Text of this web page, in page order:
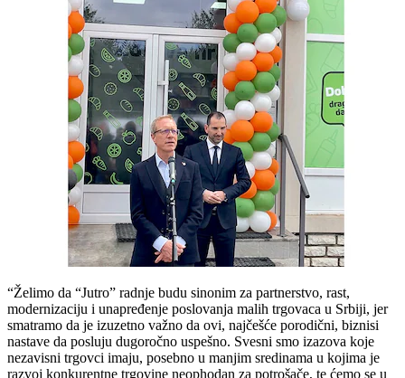
“Želimo da “Jutro” radnje budu sinonim za partnerstvo, rast,
modernizaciju i unapređenje poslovanja malih trgovaca u Srbiji, jer
smatramo da je izuzetno važno da ovi, najčešće porodični, biznisi
nastave da posluju dugoročno uspešno. Svesni smo izazova koje
nezavisni trgovci imaju, posebno u manjim sredinama u kojima je
razvoj konkurentne trgovine neophodan za potrošače, te ćemo se u